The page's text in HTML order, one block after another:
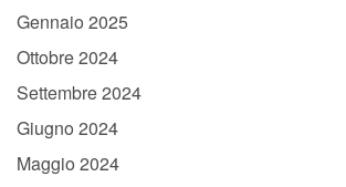
Gennaio 2025
Ottobre 2024
Settembre 2024
Giugno 2024
Maggio 2024